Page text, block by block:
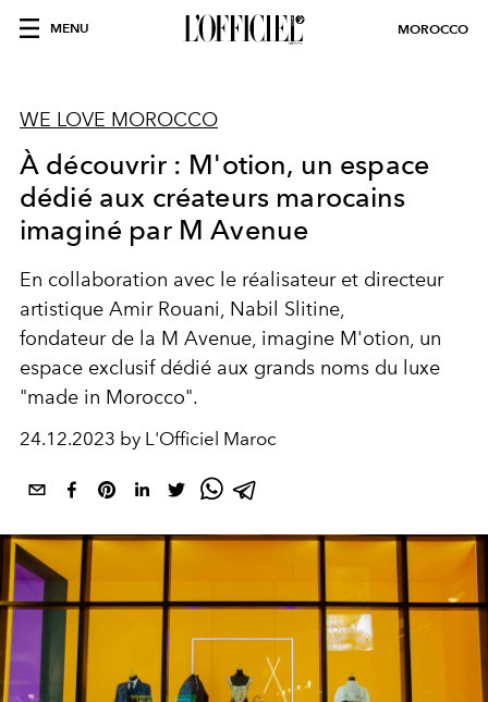
MENU MOROCCO
WE LOVE MOROCCO
À découvrir : M'otion, un espace
dédié aux créateurs marocains
imaginé par M Avenue
En collaboration avec le réalisateur et directeur
artistique Amir Rouani, Nabil Slitine,
fondateur de la M Avenue, imagine M'otion, un
espace exclusif dédié aux grands noms du luxe
"made in Morocco".
24.12.2023 by L'Officiel Maroc